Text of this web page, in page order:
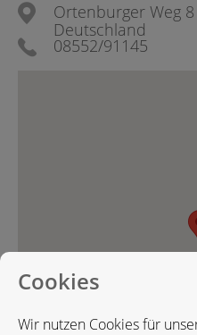
Ortenburger Weg
Deutschland
08552/91145
Cookies
Wir nutzen Cookies für